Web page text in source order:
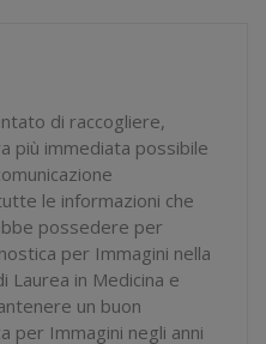
di raccogliere,
più immediata possibile
le informazioni che
possedere per
per Immagini nella
Laurea in Medicina e
un buon
per Immagini negli anni